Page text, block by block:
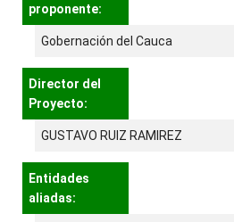
proponente:
Gobernación del Cauca
Director del
Proyecto:
GUSTAVO RUIZ RAMIREZ
Entidades
aliadas: